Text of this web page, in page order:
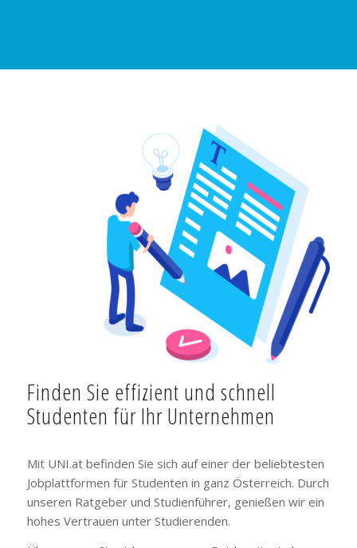
Finden Sie effizient und schnell
Studenten für Ihr Unternehmen
Mit UNI.at befinden Sie sich auf einer der beliebtesten
Jobplattformen für Studenten in ganz Österreich. Durch
unseren Ratgeber und Studienführer, genießen wir ein
hohes Vertrauen unter Studierenden.